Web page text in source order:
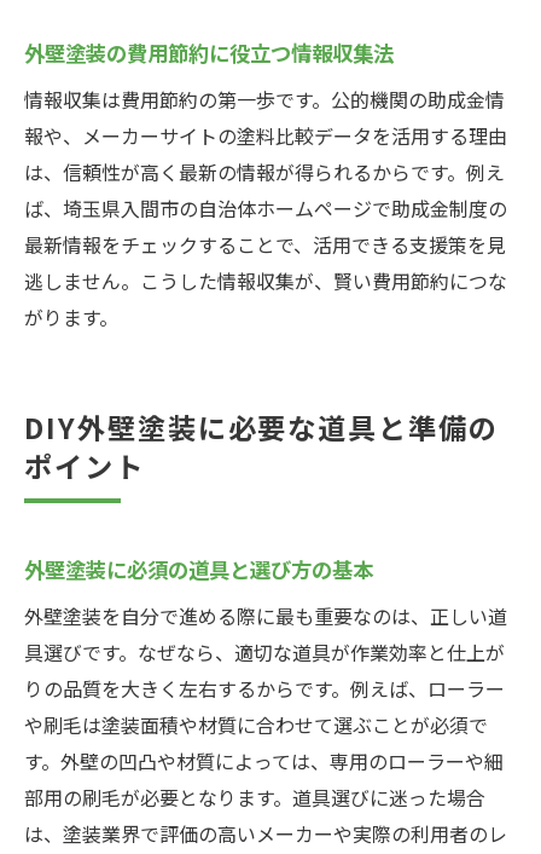
外壁塗装の費用節約に役立つ情報収集法
情報収集は費用節約の第一歩です。公的機関の助成金情
報や、メーカーサイトの塗料比較データを活用する理由
は、信頼性が高く最新の情報が得られるからです。例え
ば、埼玉県入間市の自治体ホームページで助成金制度の
最新情報をチェックすることで、活用できる支援策を見
逃しません。こうした情報収集が、賢い費用節約につな
がります。
DIY外壁塗装に必要な道具と準備の
ポイント
外壁塗装に必須の道具と選び方の基本
外壁塗装を自分で進める際に最も重要なのは、正しい道
具選びです。なぜなら、適切な道具が作業効率と仕上が
りの品質を大きく左右するからです。例えば、ローラー
や刷毛は塗装面積や材質に合わせて選ぶことが必須で
す。外壁の凹凸や材質によっては、専用のローラーや細
部用の刷毛が必要となります。道具選びに迷った場合
は、塗装業界で評価の高いメーカーや実際の利用者のレ